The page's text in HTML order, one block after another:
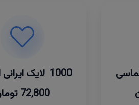
1000 لایک ایرانی الماسی
72,800 تومان